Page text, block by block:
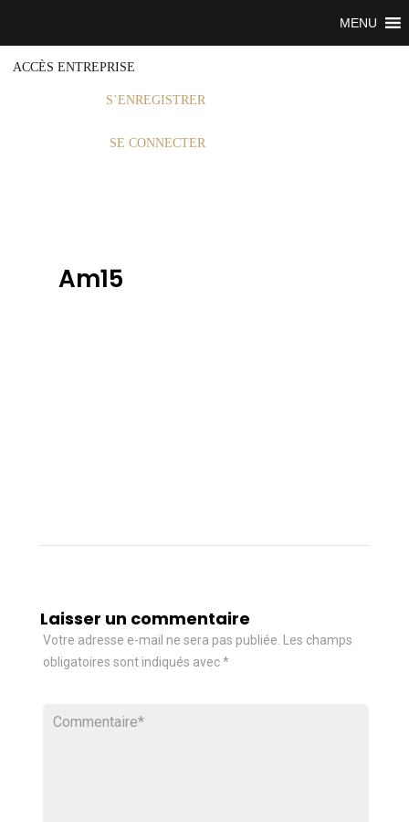
ACCÈS ENTREPRISE
S’ENREGISTRER
SE CONNECTER
MENU
Am15
Laisser un commentaire
Votre adresse e-mail ne sera pas publiée.
Les champs
obligatoires sont indiqués avec*